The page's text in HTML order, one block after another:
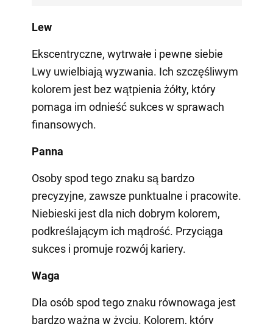
Lew
Ekscentryczne, wytrwałe i pewne siebie
Lwy uwielbiają wyzwania. Ich szczęśliwym
kolorem jest bez wątpienia żółty, który
pomaga im odnieść sukces w sprawach
finansowych.
Panna
Osoby spod tego znaku są bardzo
precyzyjne, zawsze punktualne i pracowite.
Niebieski jest dla nich dobrym kolorem,
podkreślającym ich mądrość. Przyciąga
sukces i promuje rozwój kariery.
Waga
Dla osób spod tego znaku równowaga jest
bardzo ważna w życiu. Kolorem, który